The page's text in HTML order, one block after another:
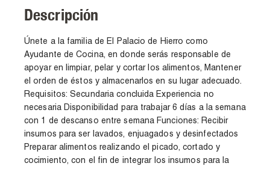
Descripción
Únete a la familia de El Palacio de Hierro como
Ayudante de Cocina, en donde serás responsable de
apoyar en limpiar, pelar y cortar los alimentos, Mantener
el orden de éstos y almacenarlos en su lugar adecuado.
Requisitos: Secundaria concluida Experiencia no
necesaria Disponibilidad para trabajar 6 días a la semana
con 1 de descanso entre semana Funciones: Recibir
insumos para ser lavados, enjuagados y desinfectados
Preparar alimentos realizando el picado, cortado y
cocimiento, con el fin de integrar los insumos para la